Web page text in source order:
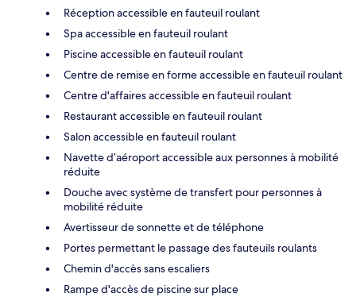
Réception accessible en fauteuil roulant
Spa accessible en fauteuil roulant
Piscine accessible en fauteuil roulant
Centre de remise en forme accessible en fauteuil roulant
Centre d'affaires accessible en fauteuil roulant
Restaurant accessible en fauteuil roulant
Salon accessible en fauteuil roulant
Navette d’aéroport accessible aux personnes à mobilité
réduite
Douche avec système de transfert pour personnes à
mobilité réduite
Avertisseur de sonnette et de téléphone
Portes permettant le passage des fauteuils roulants
Chemin d'accès sans escaliers
Rampe d'accès de piscine sur place